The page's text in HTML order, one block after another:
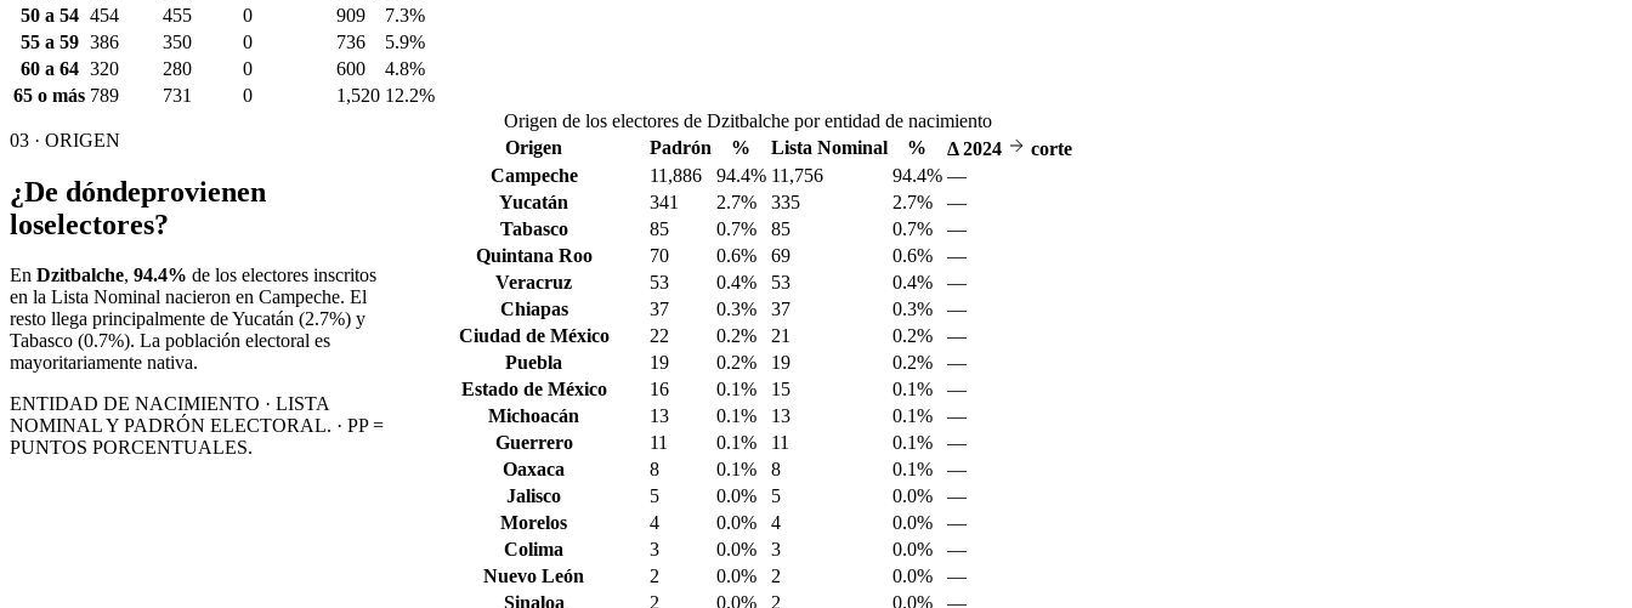
50 a 54 454 455 0 909
7.3%
55 a 59 386 350 0 736
5.9%
60 a 64 320 280 0 600
4.8%
65 o más 789 731 0 1,520 12.2%
03 · ORIGEN
¿De dóndeprovienen
loselectores?
En Dzitbalche, 94.4% de los electores inscritos
en la Lista Nominal nacieron en Campeche. El
resto llega principalmente deYucatán (2.7%) y
Tabasco (0.7%). La población electoral es
mayoritariamente nativa.
ENTIDAD DE NACIMIENTO · LISTA
NOMINAL Y PADRÓN ELECTORAL. · PP =
PUNTOS PORCENTUALES.
Origen de los electores de Dzitbalche por entidad de nacimiento
Origen
Padrón % Lista Nominal % Δ2024
corte
Campeche
11,886 94.4% 11,756 94.4% —
Yucatán
341 2.7% 335 2.7%
—
Tabasco
85 0.7% 85 0.7%
—
Quintana Roo
70 0.6% 69 0.6%
—
Veracruz
53 0.4% 53 0.4%
—
Chiapas
37 0.3% 37 0.3%
—
Ciudad de México
22 0.2% 21 0.2%
—
Puebla
19 0.2% 19 0.2%
—
Estado de México
16 0.1% 15 0.1%
—
Michoacán
13 0.1% 13 0.1%
—
Guerrero
11 0.1% 11 0.1%
—
Oaxaca
8 0.1% 8 0.1%
—
Jalisco
5 0.0% 5 0.0%
—
Morelos
4 0.0% 4 0.0%
—
Colima
3 0.0% 3 0.0%
—
Nuevo León
2 0.0% 2 0.0%
—
Sinaloa
2 0.0% 2 0.0%
—